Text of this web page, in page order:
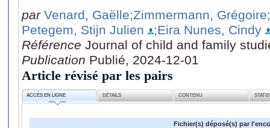
par Venard, Gaëlle;Zimmermann, Grégoire
Petegem, Stijn Julien
;Eira Nunes, Cindy
Référence Journal of child and family
Publication Publié, 2024-12-01
Article révisé par les pairs
ACCÈS EN LIGNE DÉTAILS CONTENU
Fichier(s) déposé(s) par